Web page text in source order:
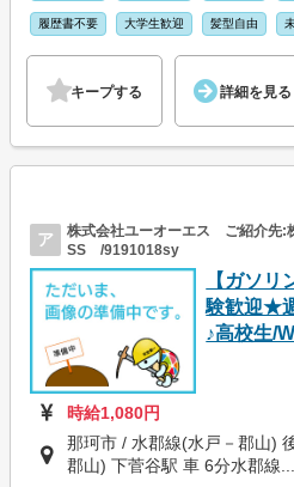
履歴書不要 大学生歓迎 髪型自由
キープする 詳細を見る
ア
株式会社ユーオーエス ご紹介先
SS /9191018sy
【ガソ
験歓迎★
♪高校生/
時給1,080円
那珂市 / 水郡線(水戸－郡山)
郡山) 下菅谷駅 車 6分水郡線...